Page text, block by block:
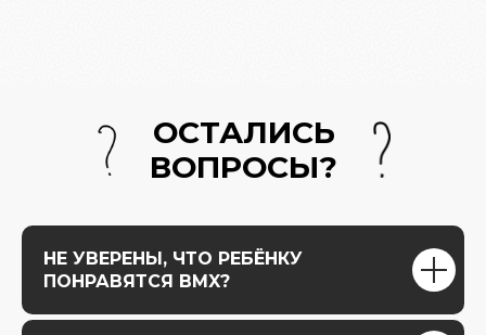
ОСТАЛИСЬ
ВОПРОСЫ?
НЕ УВЕРЕНЫ, ЧТО РЕБЁНКУ
ПОНРАВЯТСЯ BMX?